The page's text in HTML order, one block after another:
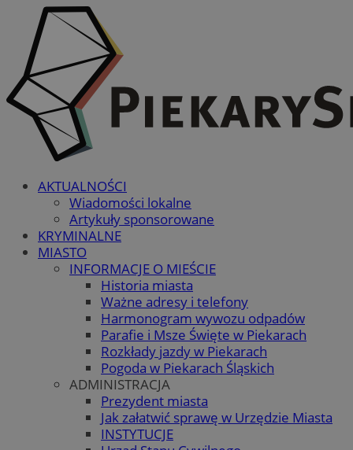
AKTUALNOŚCI
Wiadomości lokalne
Artykuły sponsorowane
KRYMINALNE
MIASTO
INFORMACJE O MIEŚCIE
Historia miasta
Ważne adresy i telefony
Harmonogram wywozu odpadów
Parafie i Msze Święte w Piekarach
Rozkłady jazdy w Piekarach
Pogoda w Piekarach Śląskich
ADMINISTRACJA
Prezydent miasta
Jak załatwić sprawę w Urzędzie Miasta
INSTYTUCJE